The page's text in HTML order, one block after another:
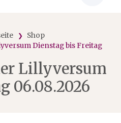
Shop
Dienstag bis Freitag
Lillyversum
06.08.2026